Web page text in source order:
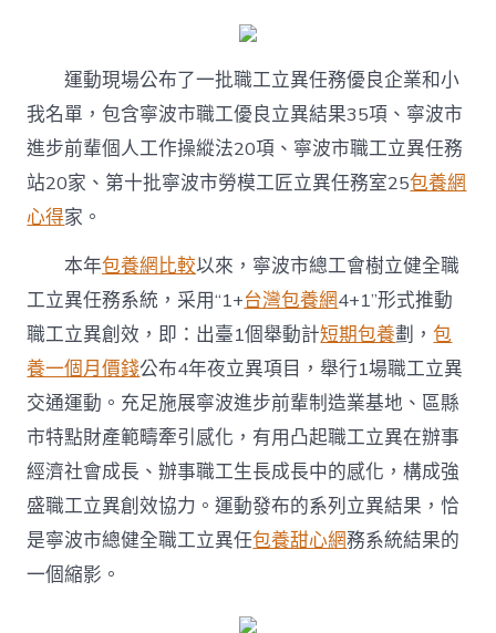
十
項
立
異
結
果〉
中
運動現場公布了一批職工立異任務優良企業和小
我名單，包含寧波市職工優良立異結果35項、寧波市
進步前輩個人工作操縱法20項、寧波市職工立異任務
站20家、第十批寧波市勞模工匠立異任務室25包養網
心得家。
本年包養網比較以來，寧波市總工會樹立健全職
工立異任務系統，采用“1+台灣包養網4+1”形式推動
職工立異創效，即：出臺1個舉動計短期包養劃，包
養一個月價錢公布4年夜立異項目，舉行1場職工立異
交通運動。充足施展寧波進步前輩制造業基地、區縣
市特點財產範疇牽引感化，有用凸起職工立異在辦事
經濟社會成長、辦事職工生長成長中的感化，構成強
盛職工立異創效協力。運動發布的系列立異結果，恰
是寧波市總健全職工立異任包養甜心網務系統結果的
一個縮影。